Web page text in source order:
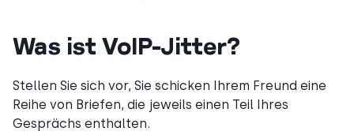
Was ist VoIP-Jitter?
Stellen Sie sich vor, Sie schicken Ihrem Freund eine
Reihe von Briefen, die jeweils einen Teil Ihres
Gesprächs enthalten.